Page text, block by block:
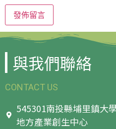
與我們聯絡
CONTACT US
545301南投縣埔里鎮大
地方產業創生中心